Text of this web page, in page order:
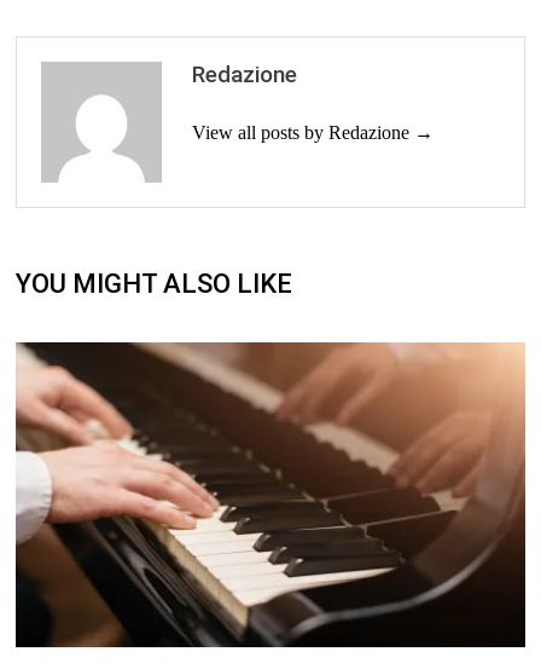
Redazione
View all posts by Redazione →
YOU MIGHT ALSO LIKE